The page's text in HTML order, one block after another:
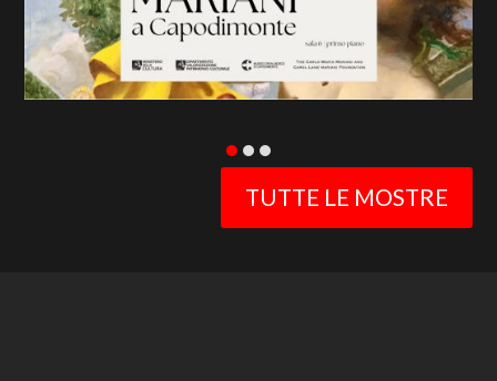
TUTTE LE MOSTRE